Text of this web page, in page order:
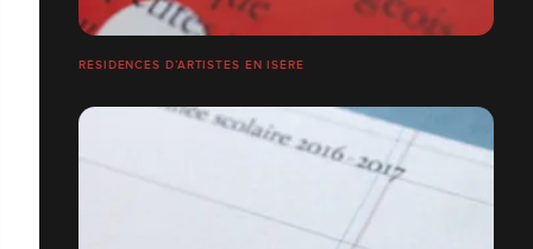
RÉSIDENCES D’ARTISTES EN ISÈRE